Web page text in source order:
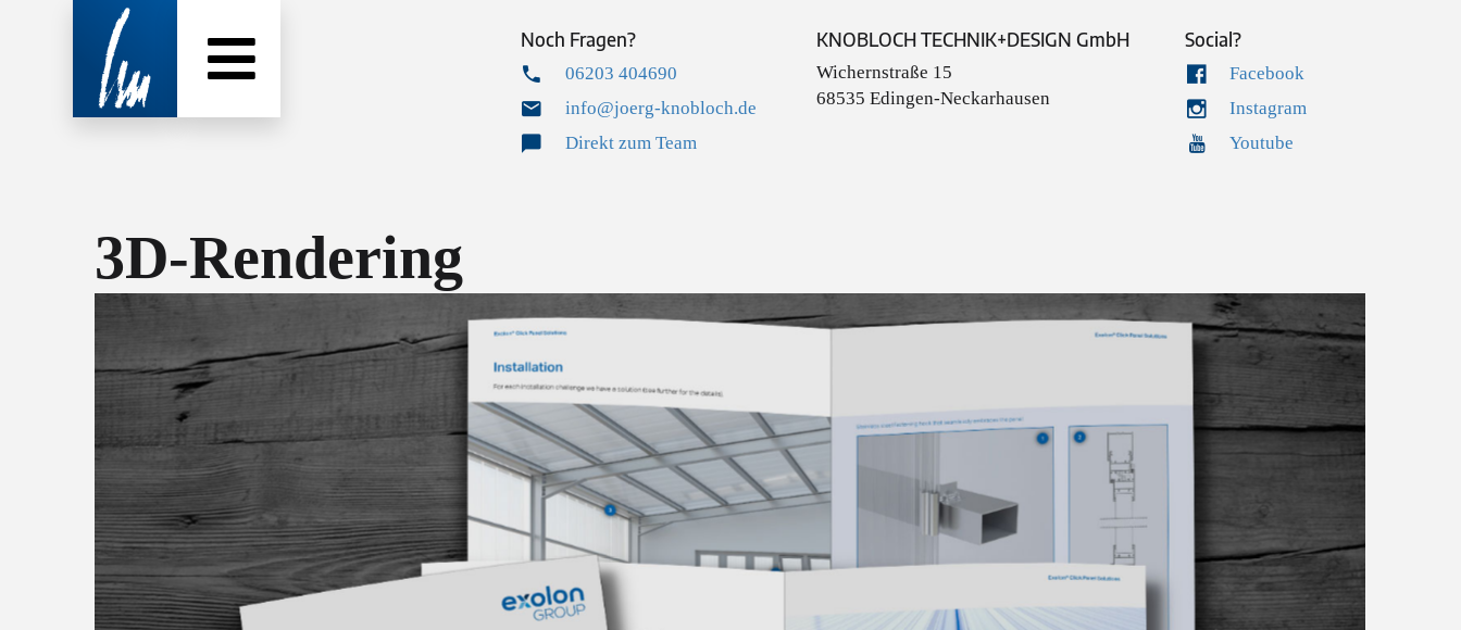
Noch Fragen?
06203 404690
info@joerg-knobloch.de
Direkt zum Team
KNOBLOCH TECHNIK+DESIGN GmbH
Wichernstraße 15
68535 Edingen-Neckarhausen
Social?
Facebook
Instagram
Youtube
3D-Rendering